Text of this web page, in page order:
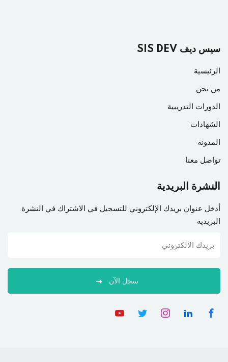
سيس ديف SIS DEV
الرئيسية
من نحن
الدورات التدريبية
الشهادات
المدونة
تواصل معنا
النشرة البريدية
أدخل عنوان بريدك الإلكتروني للتسجيل في الاشتراك في النشرة
البريدية
سجل الآن